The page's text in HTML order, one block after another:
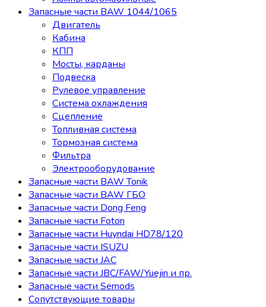
Запасные части BAW 1044/1065
Двигатель
Кабина
КПП
Мосты, карданы
Подвеска
Рулевое управление
Система охлаждения
Сцепление
Топливная система
Тормозная система
Фильтра
Электрооборудование
Запасные части BAW Tonik
Запасные части BAW ГБО
Запасные части Dong Feng
Запасные части Foton
Запасные части Huyndai HD78/120
Запасные части ISUZU
Запасные части JAC
Запасные части JBC/FAW/Yuejin и пр.
Запасные части Semods
Сопутствующие товары